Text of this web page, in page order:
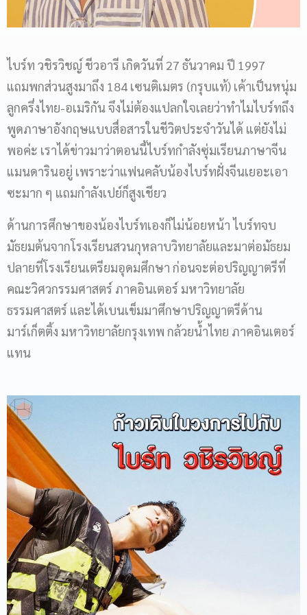
ไบร์ท วชิรวิชญ์ ชีวอารี เกิดวันที่ 27 ธันวาคม ปี 1997
แถมพกส่วนสูงมาถึง 184 เซนติเมตร (กรุบแท้) เค้าเป็นหนุ่ม
ลูกครึ่งไทย-อเมริกัน จึงไม่ต้องแปลกใจเลยว่าทำไมไบร์ทถึง
พูดภาษาอังกฤษแบบสื่อสารในชีวิตประจำวันได้ แต่ยังไม่
พอค่ะ เราได้ข่าวมาว่าตอนนี้ไบร์ทกำลังซุ่มเรียนภาษาจีน
แมนดารินอยู่ เพราะว่าแฟนคลับน้องไบร์ทฝั่งจีนเยอะเอา
ซะมาก ๆ แถมกำลังเปย์ก็สูงเชียว
ด้านการศึกษาของน้องไบร์ทเองก็ไม่น้อยหน้า ไบร์ทจบ
มัธยมต้นจากโรงเรียนสวนกุหลาบวิทยาลัยและมาต่อมัธยม
ปลายที่โรงเรียนเตรียมอุดมศึกษา ก่อนจะต่อปริญญาตรีที่
คณะวิศวกรรมศาสตร์ ภาคอินเตอร์ มหาวิทยาลัย
ธรรมศาสตร์ และได้เบนเข็มมาศึกษาปริญญาตรีด้าน
มาร์เก็ตติ้ง มหาวิทยาลัยกรุงเทพ กล้วยน้ำไทย ภาคอินเตอร์
แทน